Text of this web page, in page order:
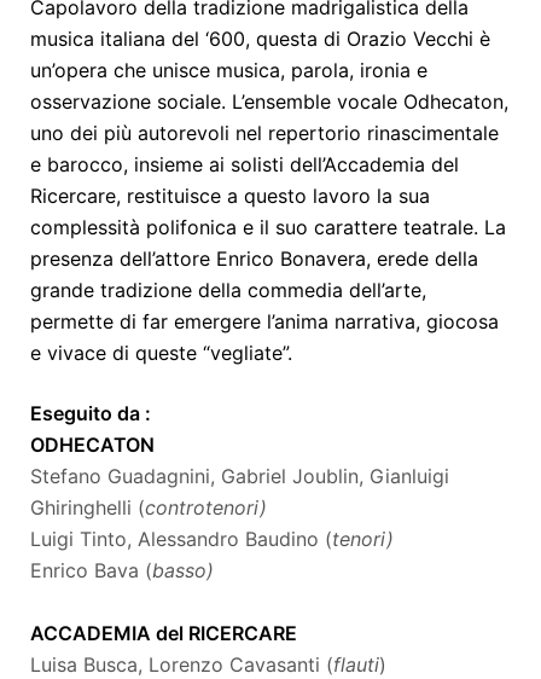
Capolavoro della tradizione madrigalistica della
musica italiana del ‘600, questa di Orazio Vecchi è
un’opera che unisce musica, parola, ironia e
osservazione sociale. L’ensemble vocale Odhecaton,
uno dei più autorevoli nel repertorio rinascimentale
e barocco, insieme ai solisti dell’Accademia del
Ricercare, restituisce a questo lavoro la sua
complessità polifonica e il suo carattere teatrale. La
presenza dell’attore Enrico Bonavera, erede della
grande tradizione della commedia dell’arte,
permette di far emergere l’anima narrativa, giocosa
e vivace di queste “vegliate”.
Eseguito da :
ODHECATON
Stefano Guadagnini, Gabriel Joublin, Gianluigi
Ghiringhelli (controtenori)
Luigi Tinto, Alessandro Baudino (tenori)
Enrico Bava (basso)
ACCADEMIA del RICERCARE
Luisa Busca, Lorenzo Cavasanti (flauti)